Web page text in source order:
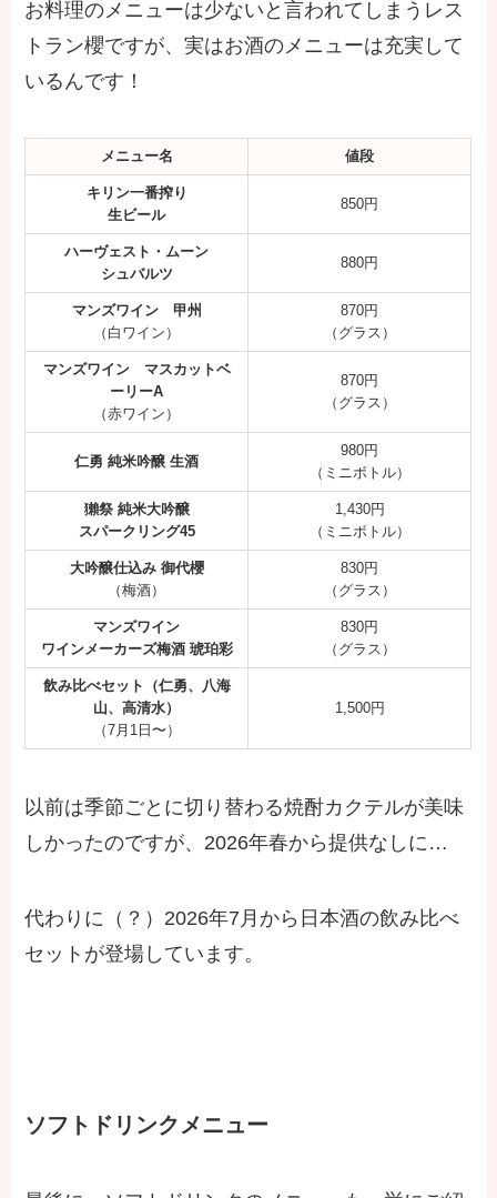
お料理のメニューは少ないと言われてしまうレス
トラン櫻ですが、実はお酒のメニューは充実して
いるんです！
メニュー名 値段
キリン一番搾り
生ビール
850円
ハーヴェスト・ムーン
シュバルツ
880円
マンズワイン 甲州
（白ワイン）
870円
（グラス）
マンズワイン マスカットベ
ーリーA
（赤ワイン）
870円
（グラス）
仁勇 純米吟醸 生酒
980円
（ミニボトル）
獺祭 純米大吟醸
スパークリング45
1,430円
（ミニボトル）
大吟醸仕込み 御代櫻
（梅酒）
830円
（グラス）
マンズワイン
ワインメーカーズ梅酒 琥珀彩
830円
（グラス）
飲み比べセット（仁勇、八海
山、高清水）
（7月1日〜）
1,500円
以前は季節ごとに切り替わる焼酎カクテルが美味
しかったのですが、2026年春から提供なしに…
代わりに（？）2026年7月から日本酒の飲み比べ
セットが登場しています。
ソフトドリンクメニュー